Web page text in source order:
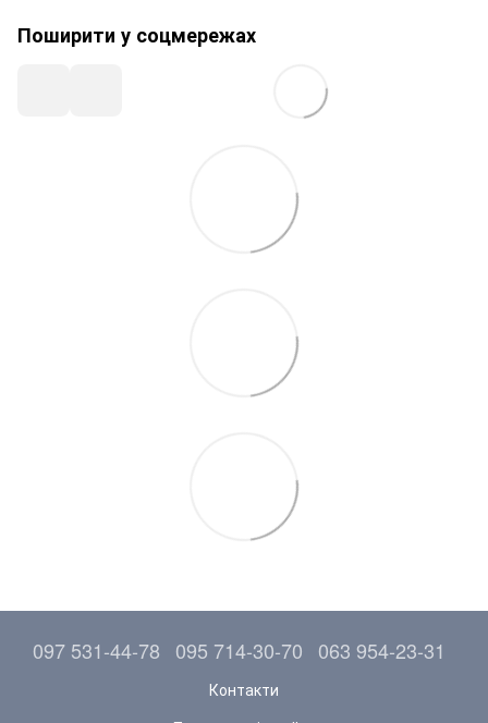
Поширити у соцмережах
097 531-44-78 095 714-30-70 063 954-23-31
Контакти